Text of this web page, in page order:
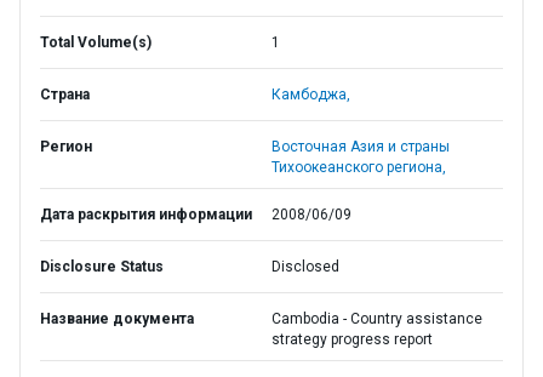
Total Volume(s) 1
Страна Камбоджа,
Регион
Восточная Азия и страны
Тихоокеанского региона,
Дата раскрытия информации 2008/06/09
Disclosure Status Disclosed
Название документа
Cambodia - Country assistance
strategy progress report